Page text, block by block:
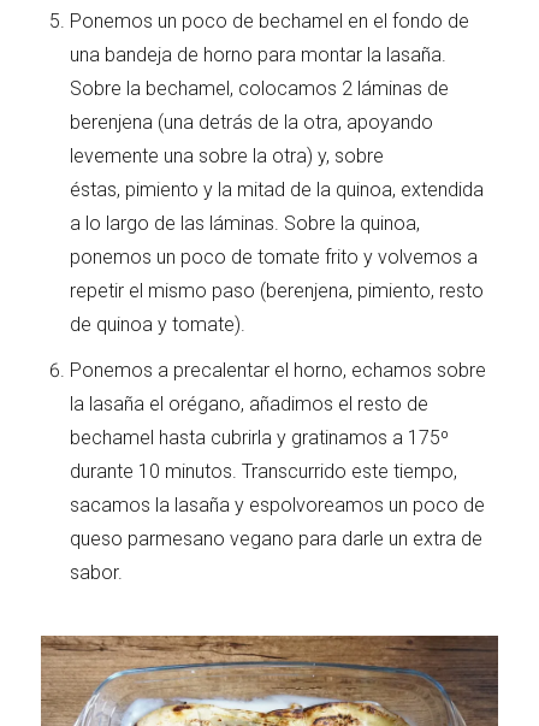
Ponemos un poco de bechamel en el fondo de
una bandeja de horno para montar la lasaña.
Sobre la bechamel, colocamos 2 láminas de
berenjena (una detrás de la otra, apoyando
levemente una sobre la otra) y, sobre
éstas, pimiento y la mitad de la quinoa, extendida
a lo largo de las láminas. Sobre la quinoa,
ponemos un poco de tomate frito y volvemos a
repetir el mismo paso (berenjena, pimiento, resto
de quinoa y tomate).
Ponemos a precalentar el horno, echamos sobre
la lasaña el orégano, añadimos el resto de
bechamel hasta cubrirla y gratinamos a 175º
durante 10 minutos. Transcurrido este tiempo,
sacamos la lasaña y espolvoreamos un poco de
queso parmesano vegano para darle un extra de
sabor.